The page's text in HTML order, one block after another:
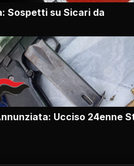
Sospetti su Sicari da
Ucciso 24enne